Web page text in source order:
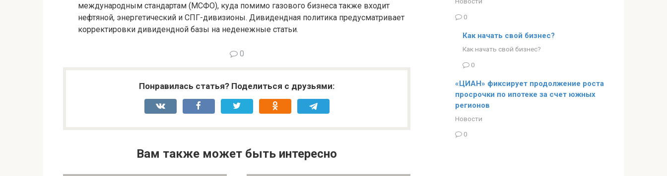
международным стандартам (МСФО), куда помимо газового бизнеса также входит
нефтяной, энергетический и СПГ-дивизионы. Дивидендная политика предусматривает
корректировки дивидендной базы на неденежные статьи.
0
Понравилась статья? Поделиться с друзьями:
Вам также может быть интересно
0
Как начать свой бизнес?
Как начать свой бизнес?
0
«ЦИАН» фиксирует продолжение роста
просрочки по ипотеке за счет южных
регионов
Новости
0